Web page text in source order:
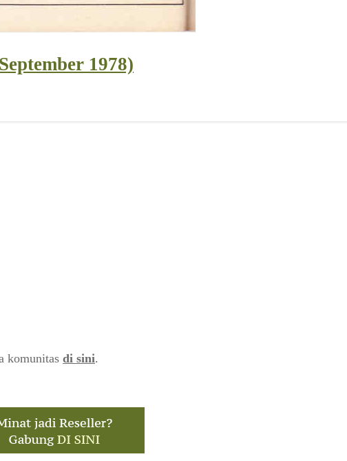
1978)
komunitas di sini.